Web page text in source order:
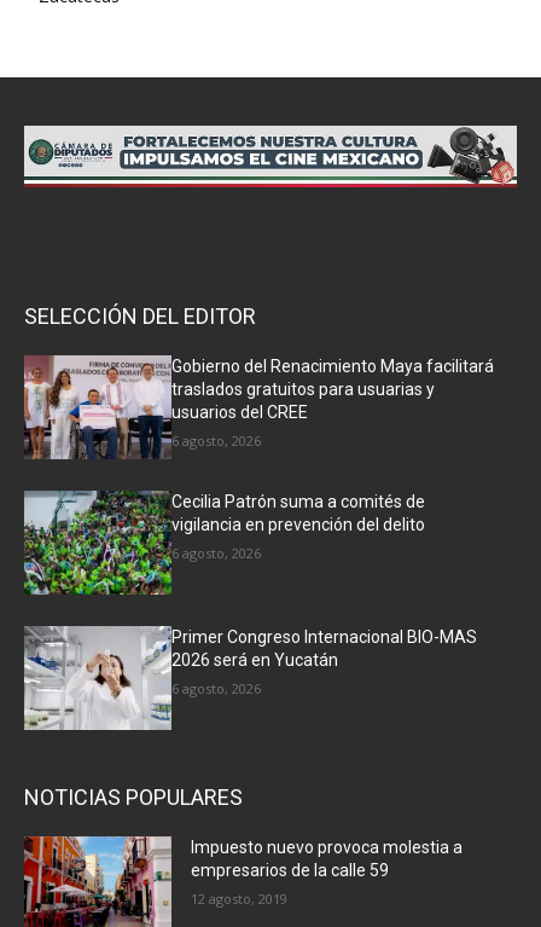
SELECCIÓN DEL EDITOR
Gobierno del Renacimiento Maya facilitará
traslados gratuitos para usuarias y
usuarios del CREE
6 agosto, 2026
Cecilia Patrón suma a comités de
vigilancia en prevención del delito
6 agosto, 2026
Primer Congreso Internacional BIO-MAS
2026 será en Yucatán
6 agosto, 2026
NOTICIAS POPULARES
Impuesto nuevo provoca molestia a
empresarios de la calle 59
12 agosto, 2019